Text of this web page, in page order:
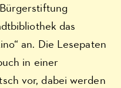
das
an. Die Lesepaten
in einer
vor, dabei werden